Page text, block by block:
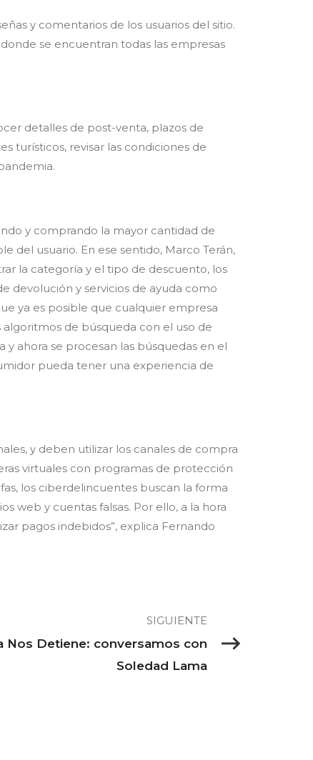
y comentarios de los usuarios del sitio.
se encuentran todas las empresas
detalles de post-venta, plazos de
turísticos, revisar las condiciones de
y comprando la mayor cantidad de
del usuario. En ese sentido, Marco Terán,
la categoría y el tipo de descuento, los
devolución y servicios de ayuda como
ya es posible que cualquier empresa
de búsqueda con el uso de
ahora se procesan las búsquedas en el
pueda tener una experiencia de
y deben utilizar los canales de compra
virtuales con programas de protección
los ciberdelincuentes buscan la forma
web y cuentas falsas. Por ello, a la hora
pagos indebidos”, explica Fernando
SIGUIENTE
Nos Detiene: conversamos con
Soledad Lama